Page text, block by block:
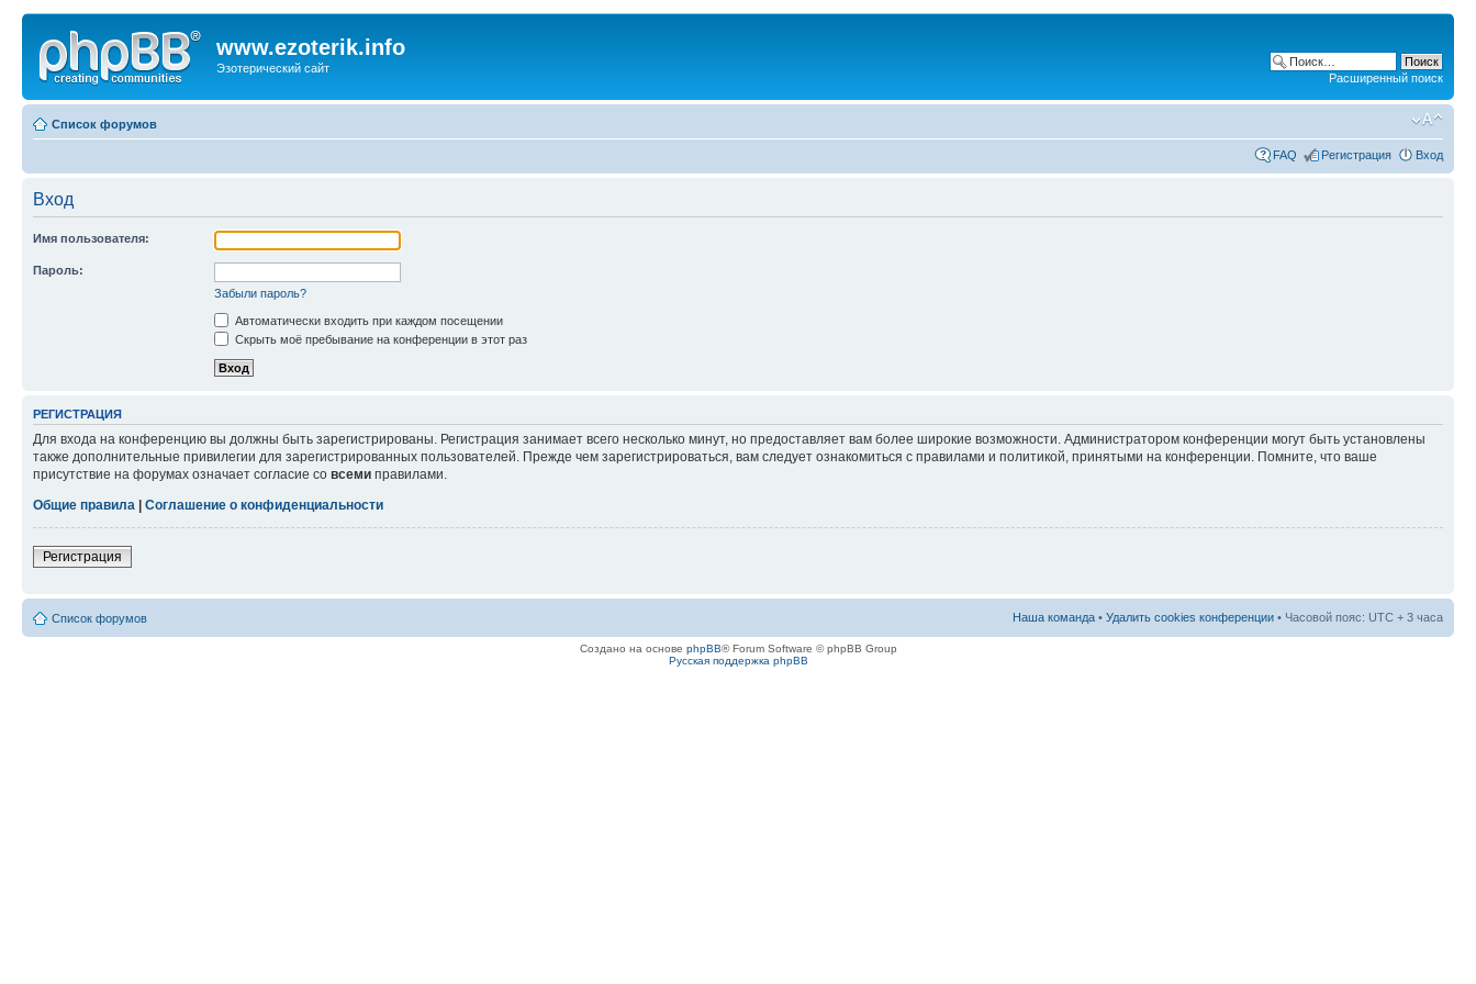
www.ezoterik.info
Эзотерический сайт
Расширенный поиск
Список форумов
FAQ Регистрация Вход
Вход
Имя пользователя:
Пароль:
Забыли пароль?
Автоматически входить при каждом посещении
Скрыть моё пребывание на конференции в этот раз
РЕГИСТРАЦИЯ
Для входа на конференцию вы должны быть зарегистрированы. Регистрация занимает всего несколько минут, но предоставляет вам более широкие возможности. Администратором конференции могут быть установлены
также дополнительные привилегии для зарегистрированных пользователей. Прежде чем зарегистрироваться, вам следует ознакомиться с правилами и политикой, принятыми на конференции. Помните, что ваше
присутствие на форумах означает согласие со всеми правилами.
Общие правила
Соглашение о конфиденциальности
Регистрация
Список форумов Наша команда • Удалить cookies конференции • Часовой пояс: UTC + 3 часа
Создано на основе phpBB® Forum Software © phpBB Group
Русская поддержка phpBB